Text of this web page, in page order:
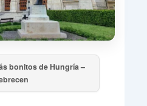
bonitos de Hungría –